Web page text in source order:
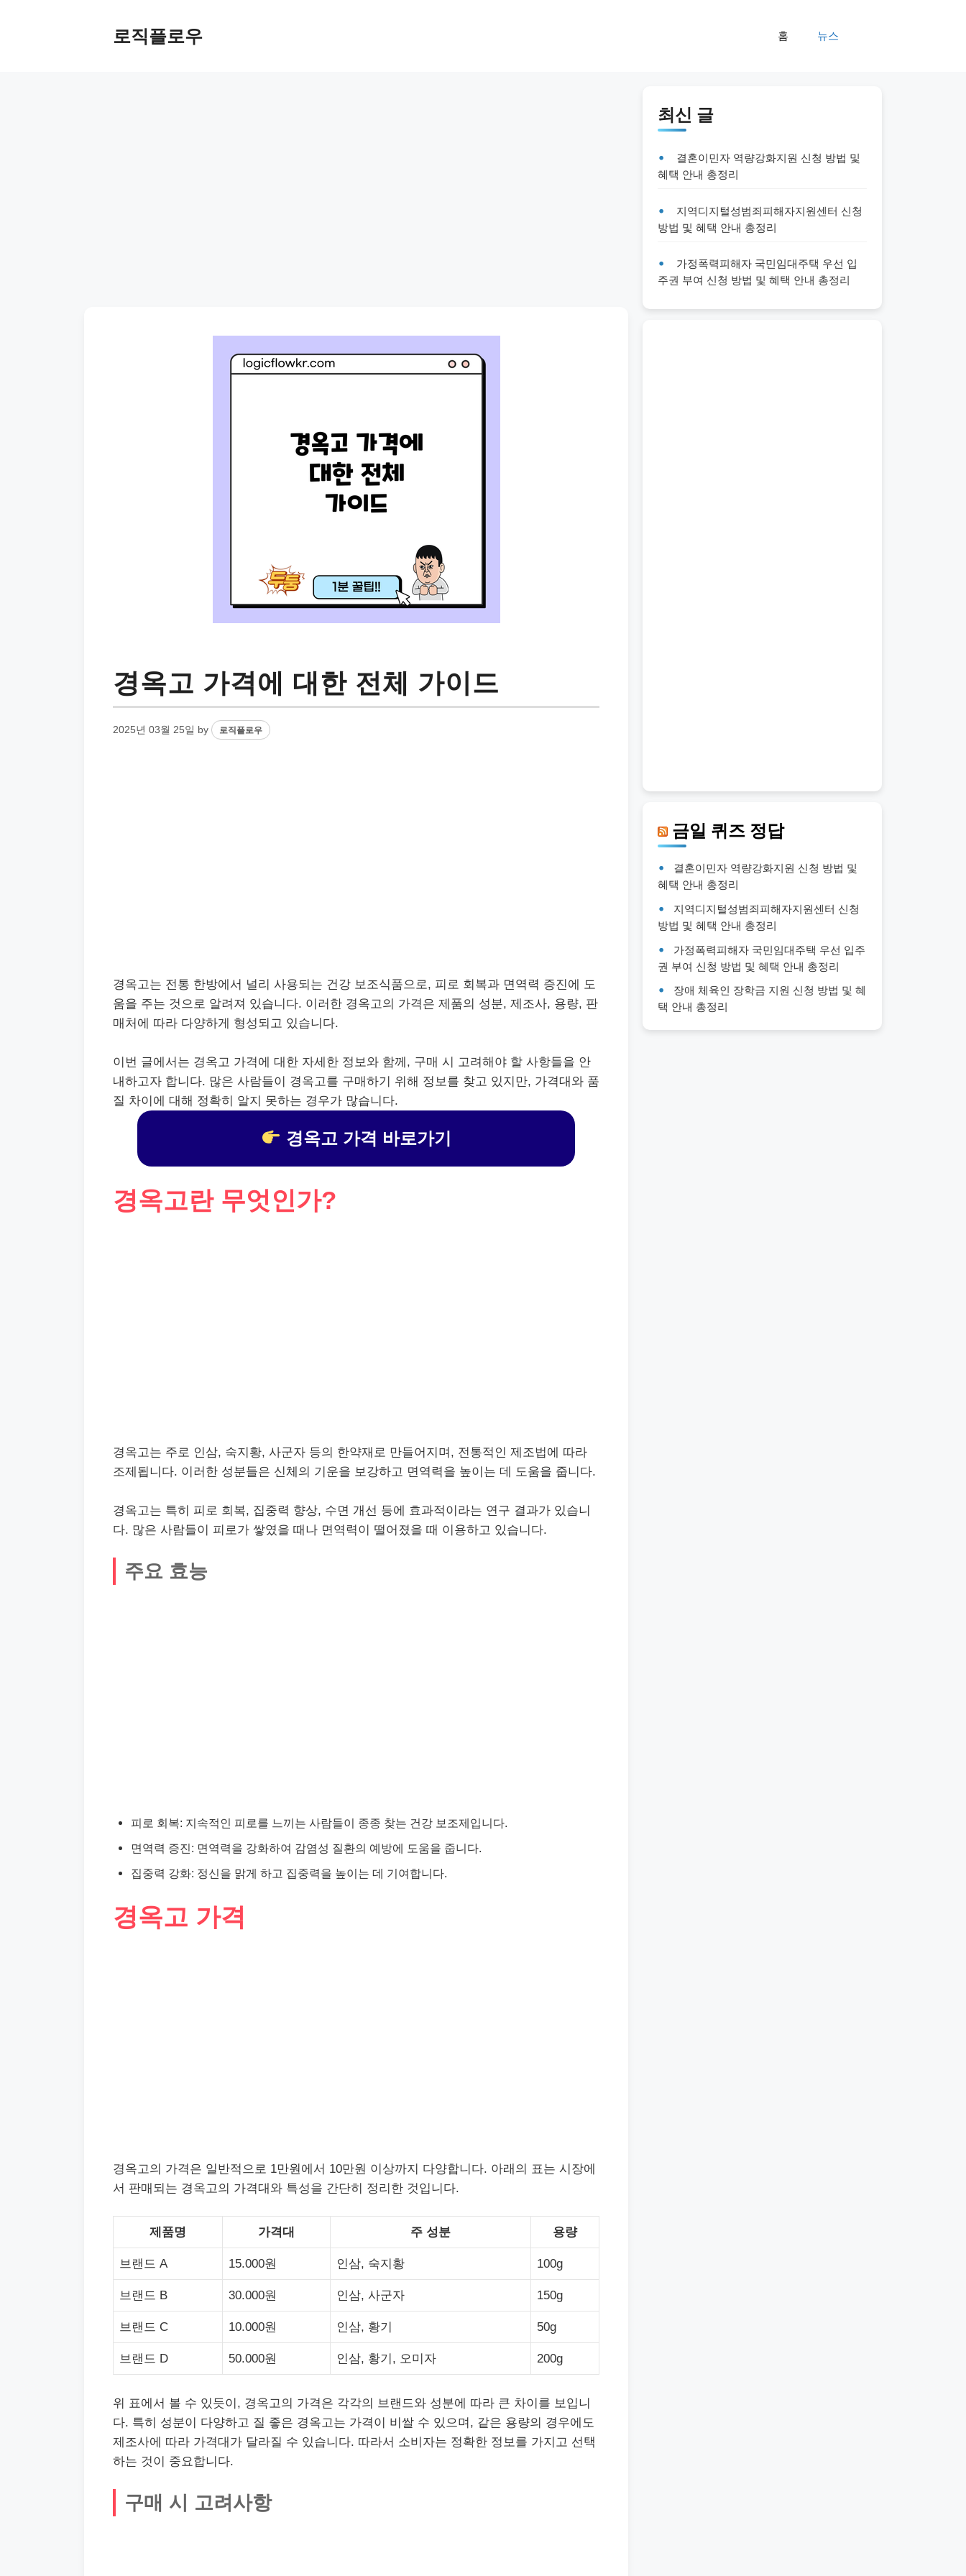
로직플로우 홈 뉴스
경옥고 가격에 대한 전체 가이드
2025년 03월 25일 by 로직플로우
경옥고는 전통 한방에서 널리 사용되는 건강 보조식품으로, 피로 회복과 면역력 증진에 도
움을 주는 것으로 알려져 있습니다. 이러한 경옥고의 가격은 제품의 성분, 제조사, 용량, 판
매처에 따라 다양하게 형성되고 있습니다.
이번 글에서는 경옥고 가격에 대한 자세한 정보와 함께, 구매 시 고려해야 할 사항들을 안
내하고자 합니다. 많은 사람들이 경옥고를 구매하기 위해 정보를 찾고 있지만, 가격대와 품
질 차이에 대해 정확히 알지 못하는 경우가 많습니다.
경옥고 가격 바로가기
경옥고란 무엇인가?
경옥고는 주로 인삼, 숙지황, 사군자 등의 한약재로 만들어지며, 전통적인 제조법에 따라
조제됩니다. 이러한 성분들은 신체의 기운을 보강하고 면역력을 높이는 데 도움을 줍니다.
경옥고는 특히 피로 회복, 집중력 향상, 수면 개선 등에 효과적이라는 연구 결과가 있습니
다. 많은 사람들이 피로가 쌓였을 때나 면역력이 떨어졌을 때 이용하고 있습니다.
주요 효능
피로 회복: 지속적인 피로를 느끼는 사람들이 종종 찾는 건강 보조제입니다.
면역력 증진: 면역력을 강화하여 감염성 질환의 예방에 도움을 줍니다.
집중력 강화: 정신을 맑게 하고 집중력을 높이는 데 기여합니다.
경옥고 가격
경옥고의 가격은 일반적으로 1만원에서 10만원 이상까지 다양합니다. 아래의 표는 시장에
서 판매되는 경옥고의 가격대와 특성을 간단히 정리한 것입니다.
제품명 가격대 주 성분 용량
브랜드 A 15.000원 인삼, 숙지황 100g
브랜드 B 30.000원 인삼, 사군자 150g
브랜드 C 10.000원 인삼, 황기 50g
브랜드 D 50.000원 인삼, 황기, 오미자 200g
위 표에서 볼 수 있듯이, 경옥고의 가격은 각각의 브랜드와 성분에 따라 큰 차이를 보입니
다. 특히 성분이 다양하고 질 좋은 경옥고는 가격이 비쌀 수 있으며, 같은 용량의 경우에도
제조사에 따라 가격대가 달라질 수 있습니다. 따라서 소비자는 정확한 정보를 가지고 선택
하는 것이 중요합니다.
구매 시 고려사항
최신 글
결혼이민자 역량강화지원 신청 방법 및
혜택 안내 총정리
지역디지털성범죄피해자지원센터 신청
방법 및 혜택 안내 총정리
가정폭력피해자 국민임대주택 우선 입
주권 부여 신청 방법 및 혜택 안내 총정리
금일 퀴즈 정답
결혼이민자 역량강화지원 신청 방법 및
혜택 안내 총정리
지역디지털성범죄피해자지원센터 신청
방법 및 혜택 안내 총정리
가정폭력피해자 국민임대주택 우선 입주
권 부여 신청 방법 및 혜택 안내 총정리
장애 체육인 장학금 지원 신청 방법 및 혜
택 안내 총정리